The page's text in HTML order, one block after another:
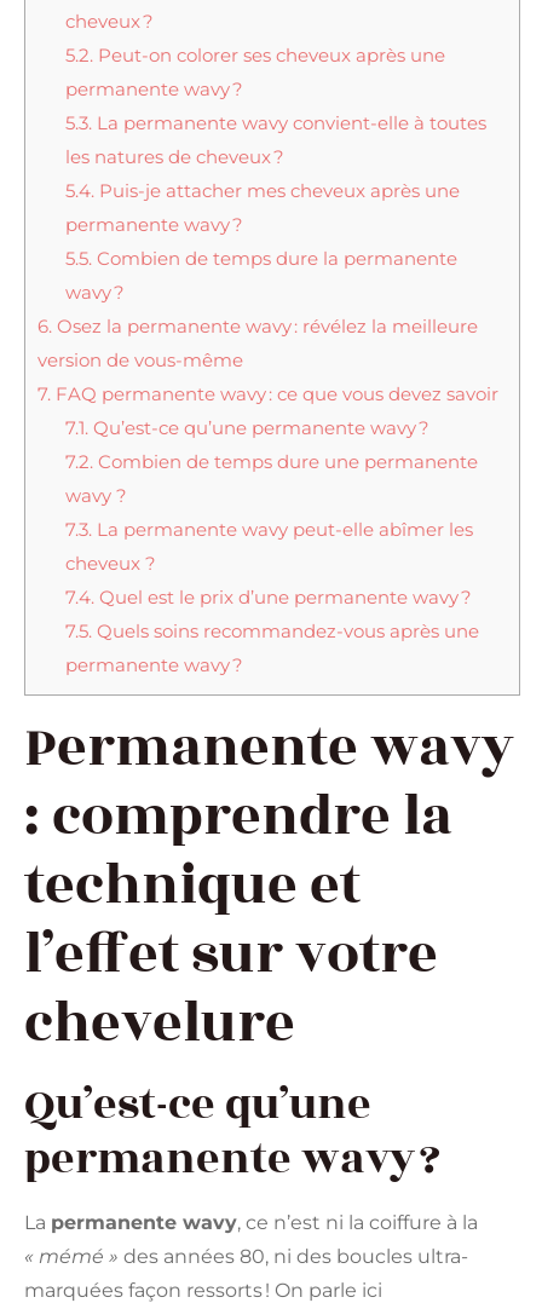
cheveux ?
5.2. Peut-on colorer ses cheveux après une
permanente wavy ?
5.3. La permanente wavy convient-elle à toutes
les natures de cheveux ?
5.4. Puis-je attacher mes cheveux après une
permanente wavy ?
5.5. Combien de temps dure la permanente
wavy ?
6. Osez la permanente wavy : révélez la meilleure
version de vous-même
7. FAQ permanente wavy : ce que vous devez savoir
7.1. Qu’est-ce qu’une permanente wavy ?
7.2. Combien de temps dure une permanente
wavy ?
7.3. La permanente wavy peut-elle abîmer les
cheveux ?
7.4. Quel est le prix d’une permanente wavy ?
7.5. Quels soins recommandez-vous après une
permanente wavy ?
Permanente wavy
: comprendre la
technique et
l’effet sur votre
chevelure
Qu’est-ce qu’une
permanente wavy ?
La permanente wavy, ce n’est ni la coiffure à la
« mémé » des années 80, ni des boucles ultra-
marquées façon ressorts ! On parle ici